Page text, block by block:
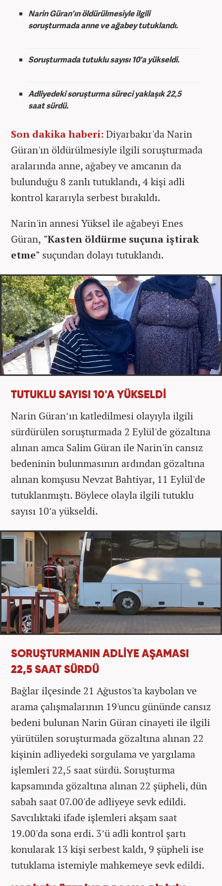
Narin Güran'ın öldürülmesiyle ilgili
soruşturmada anne ve ağabey tutuklandı.
Soruşturmada tutuklu sayısı 10'a yükseldi.
Adliyedeki soruşturma süreci yaklaşık 22,5
saat sürdü.
Son dakika haberi: Diyarbakır'da Narin
Güran'ın öldürülmesiyle ilgili soruşturmada
aralarında anne, ağabey ve amcanın da
bulunduğu 8 zanlı tutuklandı, 4 kişi adli
kontrol kararıyla serbest bırakıldı.
Narin'in annesi Yüksel ile ağabeyi Enes
Güran, "Kasten öldürme suçuna iştirak
etme" suçundan dolayı tutuklandı.
TUTUKLU SAYISI 10'A YÜKSELDİ
Narin Güran’ın katledilmesi olayıyla ilgili
sürdürülen soruşturmada 2 Eylül'de gözaltına
alınan amca Salim Güran ile Narin'in cansız
bedeninin bulunmasının ardından gözaltına
alınan komşusu Nevzat Bahtiyar, 11 Eylül'de
tutuklanmıştı. Böylece olayla ilgili tutuklu
sayısı 10’a yükseldi.
SORUŞTURMANIN ADLİYE AŞAMASI
22,5 SAAT SÜRDÜ
Bağlar ilçesinde 21 Ağustos'ta kaybolan ve
arama çalışmalarının 19'uncu gününde cansız
bedeni bulunan Narin Güran cinayeti ile ilgili
yürütülen soruşturmada gözaltına alınan 22
kişinin adliyedeki sorgulama ve yargılama
işlemleri 22,5 saat sürdü. Soruşturma
kapsamında gözaltına alınan 22 şüpheli, dün
sabah saat 07.00'de adliyeye sevk edildi.
Savcılıktaki ifade işlemleri akşam saat
19.00'da sona erdi. 3’ü adli kontrol şartı
konularak 13 kişi serbest kaldı, 9 şüpheli ise
tutuklama istemiyle mahkemeye sevk edildi.